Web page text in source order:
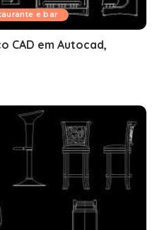
e bar
CAD em Autocad,